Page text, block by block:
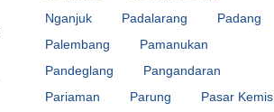
Nganjuk
Padalarang
Padang
Palembang
Pamanukan
Pandeglang
Pangandaran
Pariaman
Parung
Pasar Kemis